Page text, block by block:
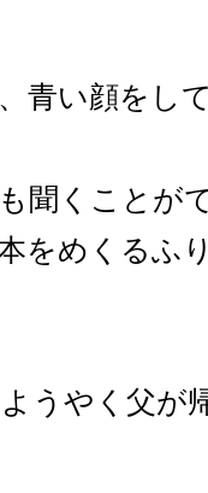
青い顔をし
聞くことが
をめくるふ
うやく父が